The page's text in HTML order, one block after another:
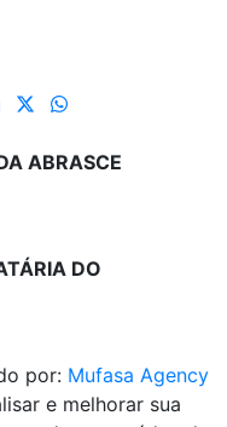
ABRASCE
DO
por: Mufasa Agency
e melhorar sua